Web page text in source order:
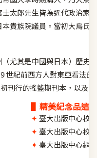
太郎先生皆為近代政治家
貴族院議員。當初大鳥氏
尤其是中國與日本）歷史
世紀前西方人對東亞看法
刊行的搖籃期刊本，以及
▌精美紀念品這
✦ 臺大出版中心校
✦ 臺大出版中心校
✦ 臺大出版中心網